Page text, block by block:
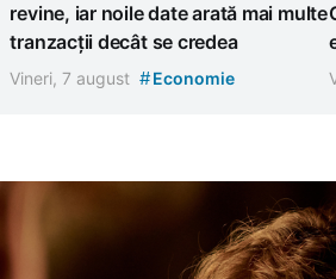
revine, iar noile date arată mai multe
tranzacții decât se credea
Vineri, 7 august #Economie